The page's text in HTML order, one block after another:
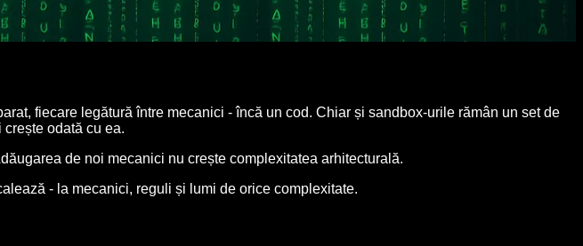
fiecare legătură între mecanici - încă un cod. Chiar și sandbox-urile rămân un set de
odată cu ea.
de noi mecanici nu crește complexitatea arhitecturală.
- la mecanici, reguli și lumi de orice complexitate.